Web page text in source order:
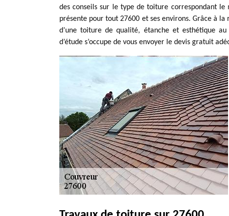
des conseils sur le type de toiture correspondant
présente pour tout 27600 et ses environs. Grâce à
d’une toiture de qualité, étanche et esthétique
d’étude s’occupe de vous envoyer le devis gratuit